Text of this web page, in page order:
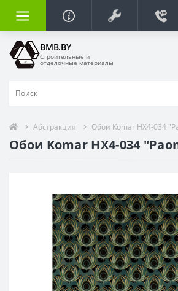
BMB.BY
Строительные и
отделочные материалы
Абстракция Обои Komar HX4-034
Обои Komar HX4-034